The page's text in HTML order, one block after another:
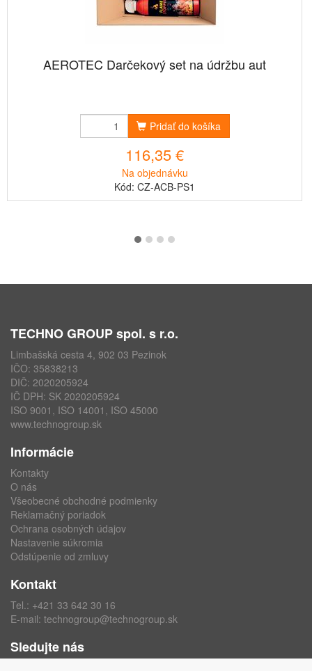
AEROTEC Darčekový set na údržbu aut
Pridať do košíka
116,35 €
Na objednávku
Kód: CZ-ACB-PS1
TECHNO GROUP spol. s r.o.
Limbašská cesta 4, 902 03 Pezinok
IČO: 35838213
DIČ: 2020205924
IČ DPH: SK 2020205924
ISO 9001, ISO 14001, ISO 45000
www.technogroup.sk
Informácie
Kontakty
O nás
Všeobecné obchodné podmienky
Reklamačný poriadok
Ochrana osobných údajov
Nastavenie súkromia
Odstúpenie od zmluvy
Kontakt
Tel.: +421 33 642 30 16
E-mail: technogroup@technogroup.sk
Sledujte nás